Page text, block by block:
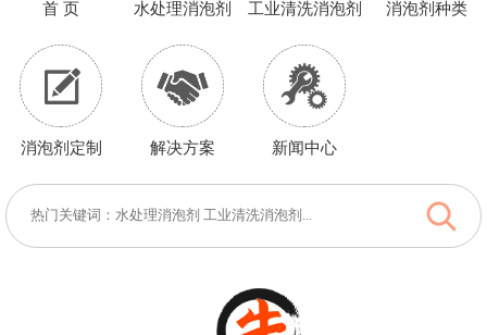
首 页 水处理消泡剂 工业清洗消泡剂 消泡剂种类
消泡剂定制 解决方案 新闻中心